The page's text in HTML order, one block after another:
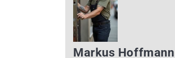
Markus Hoffmann